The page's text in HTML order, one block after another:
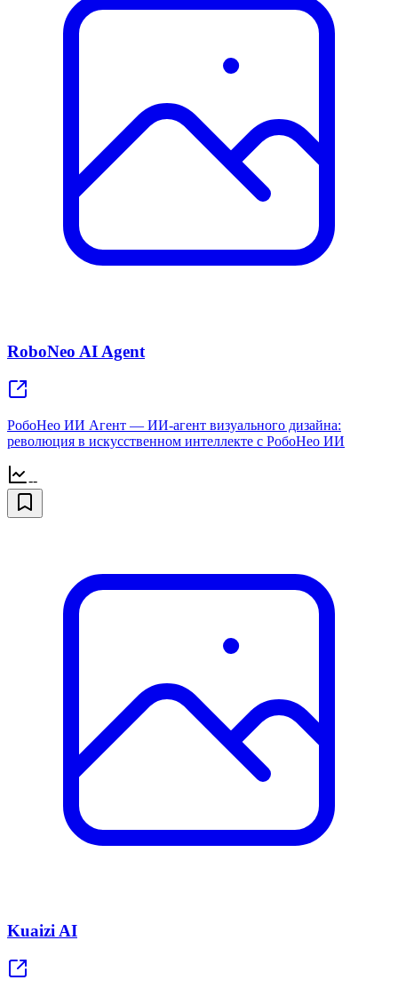
RoboNeo AI Agent
РобоНео ИИ Агент — ИИ-агент визуального дизайна:
революция в искусственном интеллекте с РобоНео ИИ
--
Kuaizi AI